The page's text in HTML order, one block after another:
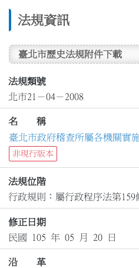
法規資訊
臺北市歷史法規附件下載
法規類號
北市21－04－2008
名 稱
臺北市政府稽查所屬各機關實
非現行版本
法規位階
行政規則：屬行政程序法第159
修正日期
民國 105 年 05 月 20 日
沿 革